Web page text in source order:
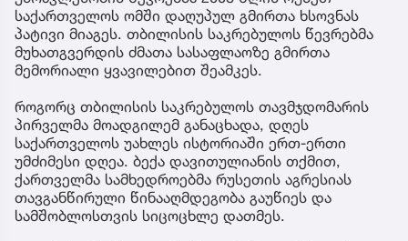
საქართველოს ომში დაღუპულ გმირთა ხსოვნას
პატივი მიაგეს. თბილისის საკრებულოს წევრებმა
მუხათგვერდის ძმათა სასაფლაოზე გმირთა
მემორიალი ყვავილებით შეამკეს.
როგორც თბილისის საკრებულოს თავმჯდომარის
პირველმა მოადგილემ განაცხადა, დღეს
საქართველოს უახლეს ისტორიაში ერთ-ერთი
უმძიმესი დღეა. ბექა დავითულიანის თქმით,
ქართველმა სამხედროებმა რუსეთის აგრესიას
თავგანწირული წინააღმდეგობა გაუწიეს და
სამშობლოსთვის სიცოცხლე დათმეს.